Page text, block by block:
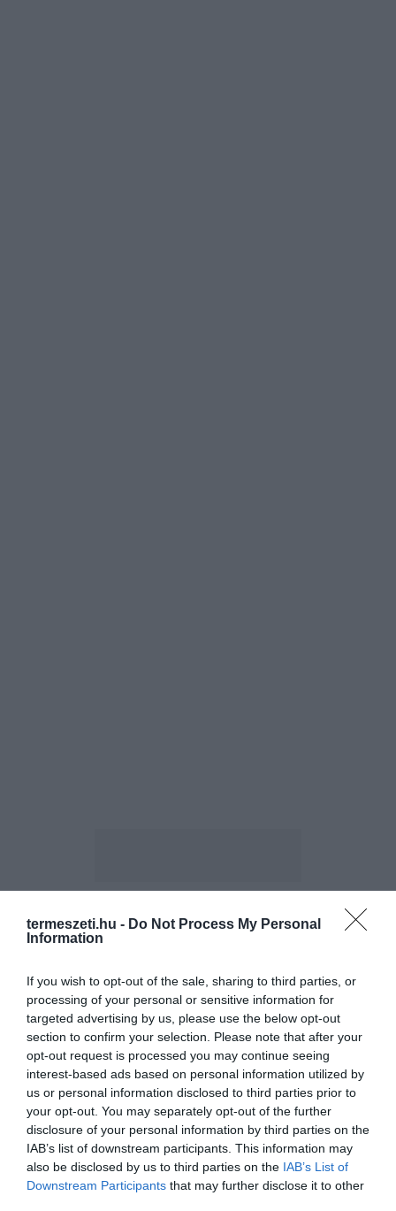
termeszeti.hu - Do Not Process My Personal
Information
If you wish to opt-out of the sale, sharing to third parties, or
processing of your personal or sensitive information for
targeted advertising by us, please use the below opt-out
section to confirm your selection. Please note that after your
opt-out request is processed you may continue seeing
interest-based ads based on personal information utilized by
us or personal information disclosed to third parties prior to
your opt-out. You may separately opt-out of the further
disclosure of your personal information by third parties on the
IAB’s list of downstream participants. This information may
also be disclosed by us to third parties on the IAB’s List of
Downstream Participants that may further disclose it to other
ELŐZŐ CIKK
KÖVETKEZŐ CIKK
AZ INDIAI FÉRFI, AKI SAJÁT KÉT KEZÉVEL ÜLTETETT EGY 550
HEKTÁROS ERDŐT
HASONLÓ ÉRDEKESSÉGEK